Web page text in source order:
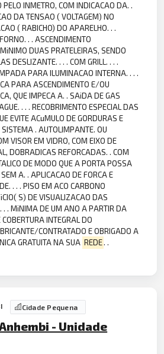
PELO INMETRO, COM INDICACAO DA. .
DA TENSAO ( VOLTAGEM) NO
( RABICHO) DO APARELHO. . .
. . ASCENDIMENTO
DUAS PRATELEIRAS, SENDO
DESLIZANTE. . . . COM GRILL. . . .
PARA ILUMINACAO INTERNA. . . .
PARA ASCENDIMENTO E/OU
QUE IMPECA A. . SAiDA DE GAS
. . . RECOBRIMENTO ESPECIAL DAS
EVITE ACuMULO DE GORDURAS E
. AUTOLIMPANTE. OU
VISOR EM VIDRO, COM EIXO DE
DOBRADICAS REFORCADAS. . COM
DE MODO QUE A PORTA POSSA
A. . APLICACAO DE FORCA E
. . . PISO EM ACO CARBONO
S) DE VISUALIZACAO DAS
. . MiNIMA DE UM ANO A PARTIR DA
INTEGRAL DO
CONTRATADO E OBRIGADO A
GRATUITA NA SUA REDE. .
Cidade Pequena
- Unidade